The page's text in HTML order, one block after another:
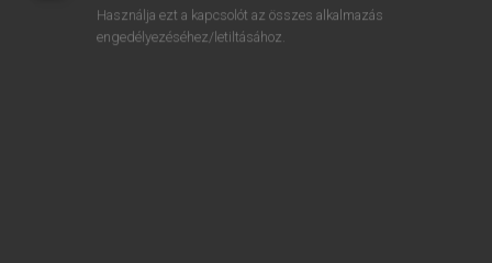
recouvrement des créances
Használja ezt a kapcsolót az összes alkalmazás
engedélyezéséhez/letiltásához.